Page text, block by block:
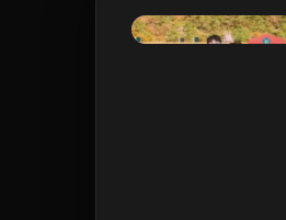
★7.5/10